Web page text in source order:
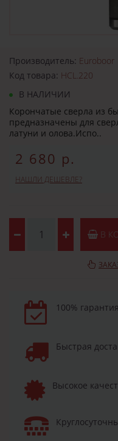
Производитель: Euroboor
Код товара: HCL.220
В НАЛИЧИИ
Корончатые сверла из
предназначены для
латуни и олова.Испо..
2 680 р.
НАШЛИ ДЕШЕВЛЕ?
В
100%
Быстрая
Высокое